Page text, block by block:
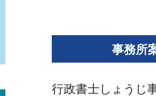
事務所
行政書士しょうじ